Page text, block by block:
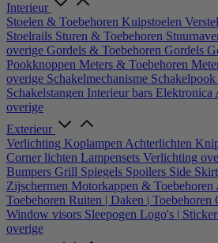
Interieur
Stoelen & Toebehoren Kuipstoelen
Stoelrails Sturen & Toebehoren
overige Gordels & Toebehoren Gordels
Pookknoppen Meters & Toebehoren
overige Schakelmechanisme Schakelpook
Schakelstangen Interieur bars Elektronica
overige
Exterieur
Verlichting Koplampen Achterlichten
Corner lichten Lampensets Verlichting
Bumpers Grill Spiegels Spoilers Side
Zijschermen Motorkappen & Toebehoren
Toebehoren Ruiten | Daken | Toebehoren
Window visors Sleepogen Logo's |
overige